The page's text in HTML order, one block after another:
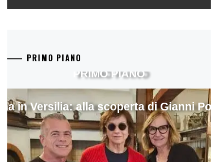
PRIMO PIANO
in Versilia: alla scoperta di Gianni
PRIMO PIANO